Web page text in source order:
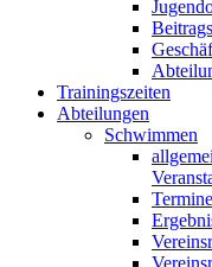
Trainingszeiten
Abteilungen
Schwimmen